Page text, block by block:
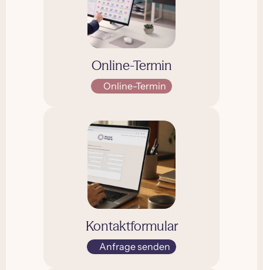
Online-Termin
Online-Termin
Kontaktformular
Anfrage senden